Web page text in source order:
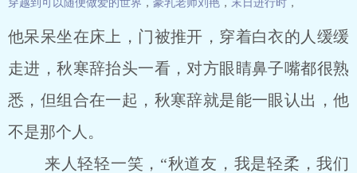
穿越到可以随便做爱的世界 ， 豪乳老师刘艳 ， 末日进行时 ，
他呆呆坐在床上，门被推开，穿着白衣的人缓缓
走进，秋寒辞抬头一看，对方眼睛鼻子嘴都很熟
悉，但组合在一起，秋寒辞就是能一眼认出，他
不是那个人。
来人轻轻一笑，“秋道友，我是轻柔，我们